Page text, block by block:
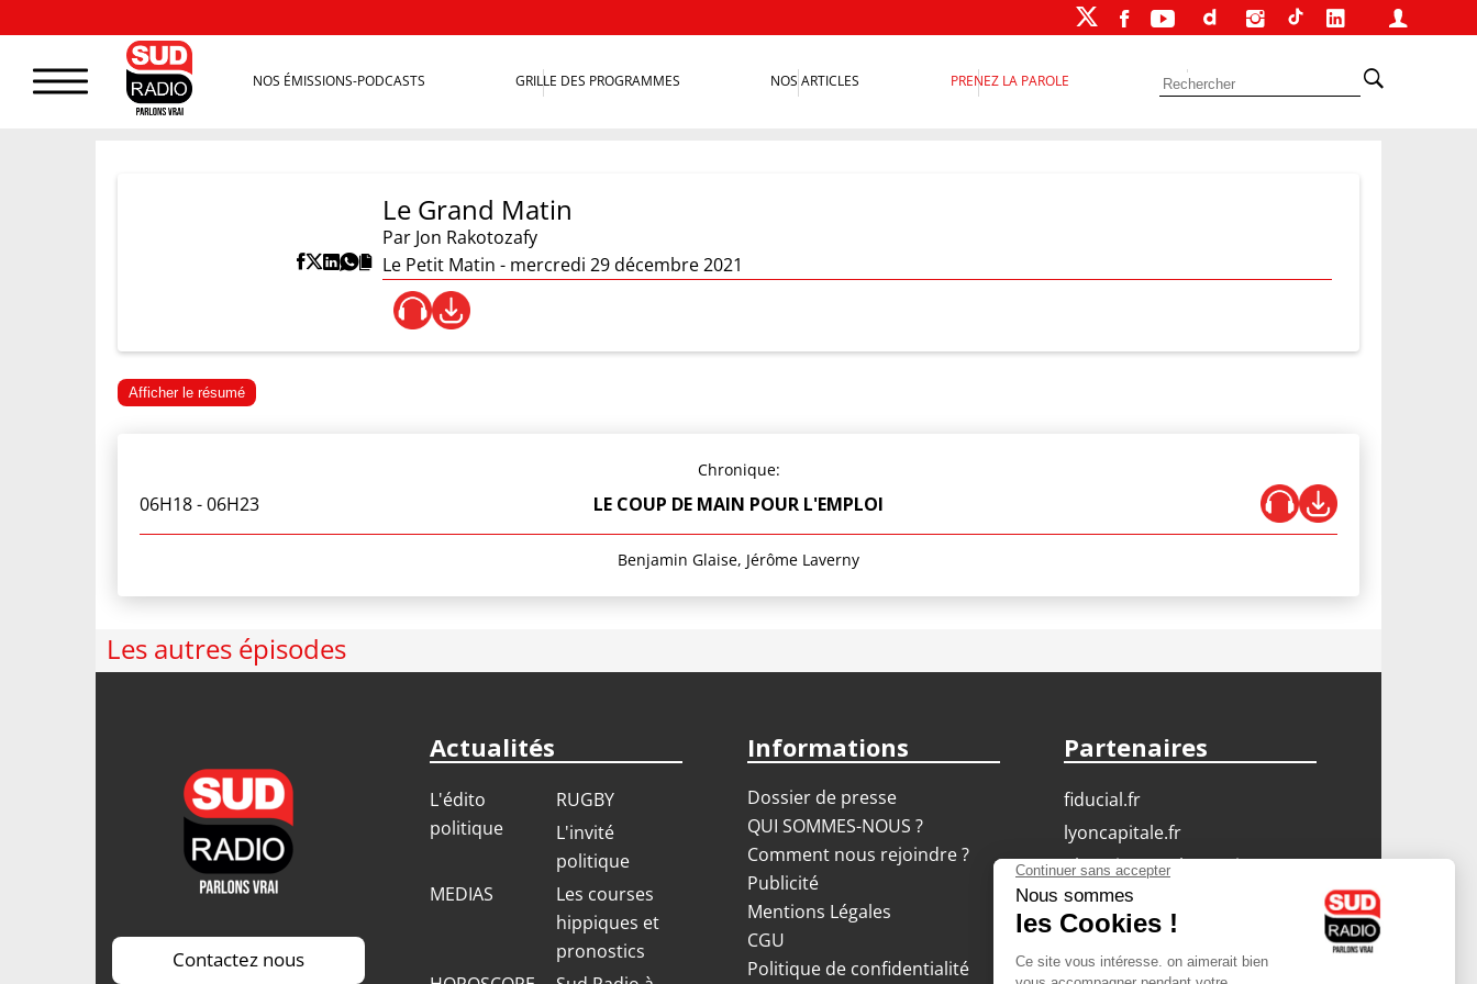
NOS ÉMISSIONS-PODCASTS GRILLE DES PROGRAMMES NOS ARTICLES PRENEZ LA PAROLE
Le Grand Matin
Par Jon Rakotozafy
Le Petit Matin - mercredi 29 décembre 2021
Afficher le résumé
Chronique:
06H18- 06H23 LE COUP DE MAIN POUR L'EMPLOI
Benjamin Glaise, Jérôme Laverny
Les autres épisodes
Contactez nous
Actualités
L'édito
politique
RUGBY
L'invité
politique
MEDIAS
Les courses
hippiques et
pronostics
Informations
Dossier de presse
QUI SOMMES-NOUS ?
Comment nous rejoindre ?
Publicité
Mentions Légales
CGU
Politique de confidentialité
Partenaires
fiducial.fr
lyoncapitale.fr
olympique-et-lyonnais.com
L'application Iphone
/ Android